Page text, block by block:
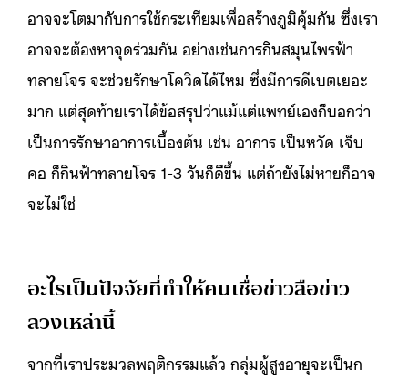
อาจจะโตมากับการใช้กระเทียมเพื่อสร้างภูมิคุ้มกัน ซึ่งเรา
อาจจะต้องหาจุดร่วมกัน อย่างเช่นการกินสมุนไพรฟ้า
ทลายโจร จะช่วยรักษาโควิดได้ไหม ซึ่งมีการดีเบตเยอะ
มาก แต่สุดท้ายเราได้ข้อสรุปว่าแม้แต่แพทย์เองก็บอกว่า
เป็นการรักษาอาการเบื้องต้น เช่น อาการ เป็นหวัด เจ็บ
คอ ก็กินฟ้าทลายโจร 1-3 วันก็ดีขึ้น แต่ถ้ายังไม่หายก็อาจ
จะไม่ใช่
อะไรเป็นปัจจัยที่ทำให้คนเชื่อข่าวลือข่าว
ลวงเหล่านี้
จากที่เราประมวลพฤติกรรมแล้ว กลุ่มผู้สูงอายุจะเป็นก